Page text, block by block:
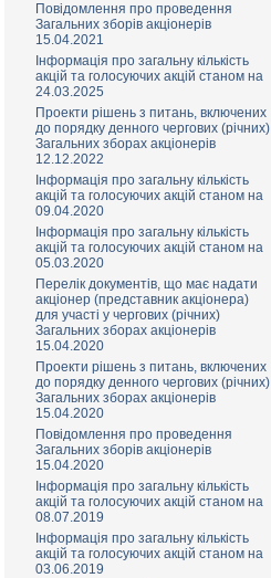
Повідомлення про проведення
Загальних зборів акціонерів
15.04.2021
Інформація про загальну кількість
акцій та голосуючих акцій станом на
24.03.2025
Проекти рішень з питань, включених
до порядку денного чергових (річних)
Загальних зборах акціонерів
12.12.2022
Інформація про загальну кількість
акцій та голосуючих акцій станом на
09.04.2020
Інформація про загальну кількість
акцій та голосуючих акцій станом на
05.03.2020
Перелік документів, що має надати
акціонер (представник акціонера)
для участі у чергових (річних)
Загальних зборах акціонерів
15.04.2020
Проекти рішень з питань, включених
до порядку денного чергових (річних)
Загальних зборах акціонерів
15.04.2020
Повідомлення про проведення
Загальних зборів акціонерів
15.04.2020
Інформація про загальну кількість
акцій та голосуючих акцій станом на
08.07.2019
Інформація про загальну кількість
акцій та голосуючих акцій станом на
03.06.2019